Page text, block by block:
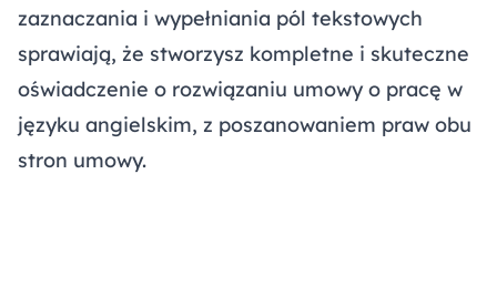
zaznaczania i wypełniania pól tekstowych
sprawiają, że stworzysz kompletne i skuteczne
oświadczenie o rozwiązaniu umowy o pracę w
języku angielskim, z poszanowaniem praw obu
stron umowy.